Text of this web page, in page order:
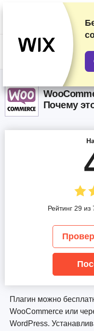
Мы оцениваем продавцов по
и изучения, а также
соглашения с провайдерами.
Почему
Плагин можно
WooCommerce или
WordPress.
Рейтинг 29 из